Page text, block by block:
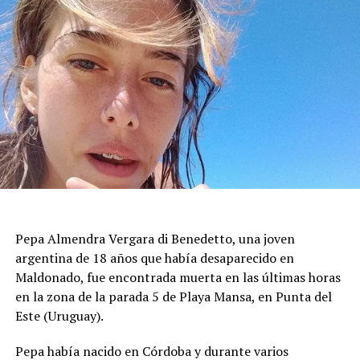
paredes rocosas, aunque las primeras revisiones no
detectaron viviendas oficialmente declaradas
inhabitables.
Durante la mañana siguiente, los bomberos
mantuvieron un operativo de inspección para evaluar
grietas, desprendimientos de revestimientos y posibles
riesgos de colapso. Las tareas priorizaron los inmuebles
con daños visibles antes de autorizar el regreso de los
zona.
El ministro de Protección Civil, Nello Musumeci, advirtió
sobre la continuidad de la actividad sísmica y señaló que
“nuevos eventos de magnitud superior a 3 podrían
las autoridades locales, que mantienen el monitoreo
Pepa Almendra Vergara di Benedetto, una joven
argentina de 18 años que había desaparecido en
Maldonado, fue encontrada muerta en las últimas horas
en la zona de la parada 5 de Playa Mansa, en Punta del
Este (Uruguay).
Pepa había nacido en Córdoba y durante varios